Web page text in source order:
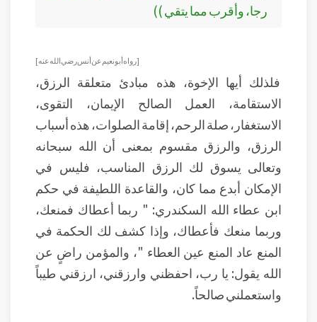
رجا، وأقرب مما يتقي ))
[ رواه أبو نعيم عن أنس رضي الله عنه ]
فلذلك أيها الإخوة، هذه مبادئ متعلقة الرزق،
الاستقامة، العمل الصالح الإيمان، التقوى،
الاستغفار، صلة الرحم، إقامة الصلوات، هذه أسباب
الرزق، والرزق مقسوم بمعنى أن الله سبحانه
وتعالى يسوق لك الرزق المناسب، فليس في
الإمكان أبدع مما كان، والقاعدة اللطيفة في حكم
ابن عطاء الله السكندري: " ربما أعطاك فمنعك،
وربما منعك فأعطاك، وإذا كشف لك الحكمة في
المنع عاد المنع عين العطاء "، والمؤمن راضٍ عن
الله يقول: يا رب، احفظني وارزقني، ارزقني طيباً
واستعملني صالحاً.